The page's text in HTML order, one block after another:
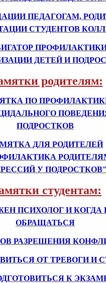
совет
ПЕДАГОГАМ,
СТУДЕНТОВ
ДЕТЕЙ И
родителям:
ПО
ПОДРОСТКОВ
ДЛЯ РОДИТЕЛЕЙ
У ПОДРОСТКОВ"
студентам:
ПСИХОЛОГ И КОГДА
ОБРАЩАТЬСЯ
РАЗРЕШЕНИЯ
ОТ ТРЕВОГИ И
К